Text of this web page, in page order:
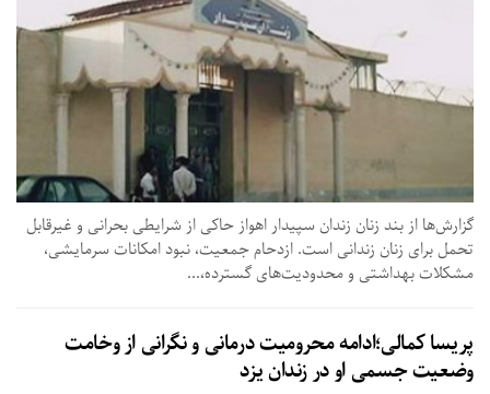
گزارش‌ها از بند زنان زندان سپیدار اهواز حاکی از شرایطی بحرانی و غیرقابل
تحمل برای زنان زندانی است. ازدحام جمعیت، نبود امکانات سرمایشی،
مشکلات بهداشتی و محدودیت‌های گسترده،...
پریسا کمالی؛ادامه محرومیت درمانی و نگرانی از وخامت
وضعیت جسمی او در زندان یزد